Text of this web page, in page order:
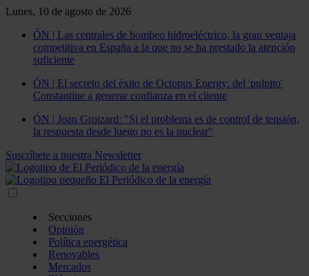
Lunes, 10 de agosto de 2026
ÓN | Las centrales de bombeo hidroeléctrico, la gran ventaja
competitiva en España a la que no se ha prestado la atención
suficiente
ÓN | El secreto del éxito de Octopus Energy: del 'pulpito'
Constantine a generar confianza en el cliente
ÓN | Joan Groizard: "Si el problema es de control de tensión,
la respuesta desde luego no es la nuclear"
Suscríbete a nuestra Newsletter
Secciones
Opinión
Política energética
Renovables
Mercados